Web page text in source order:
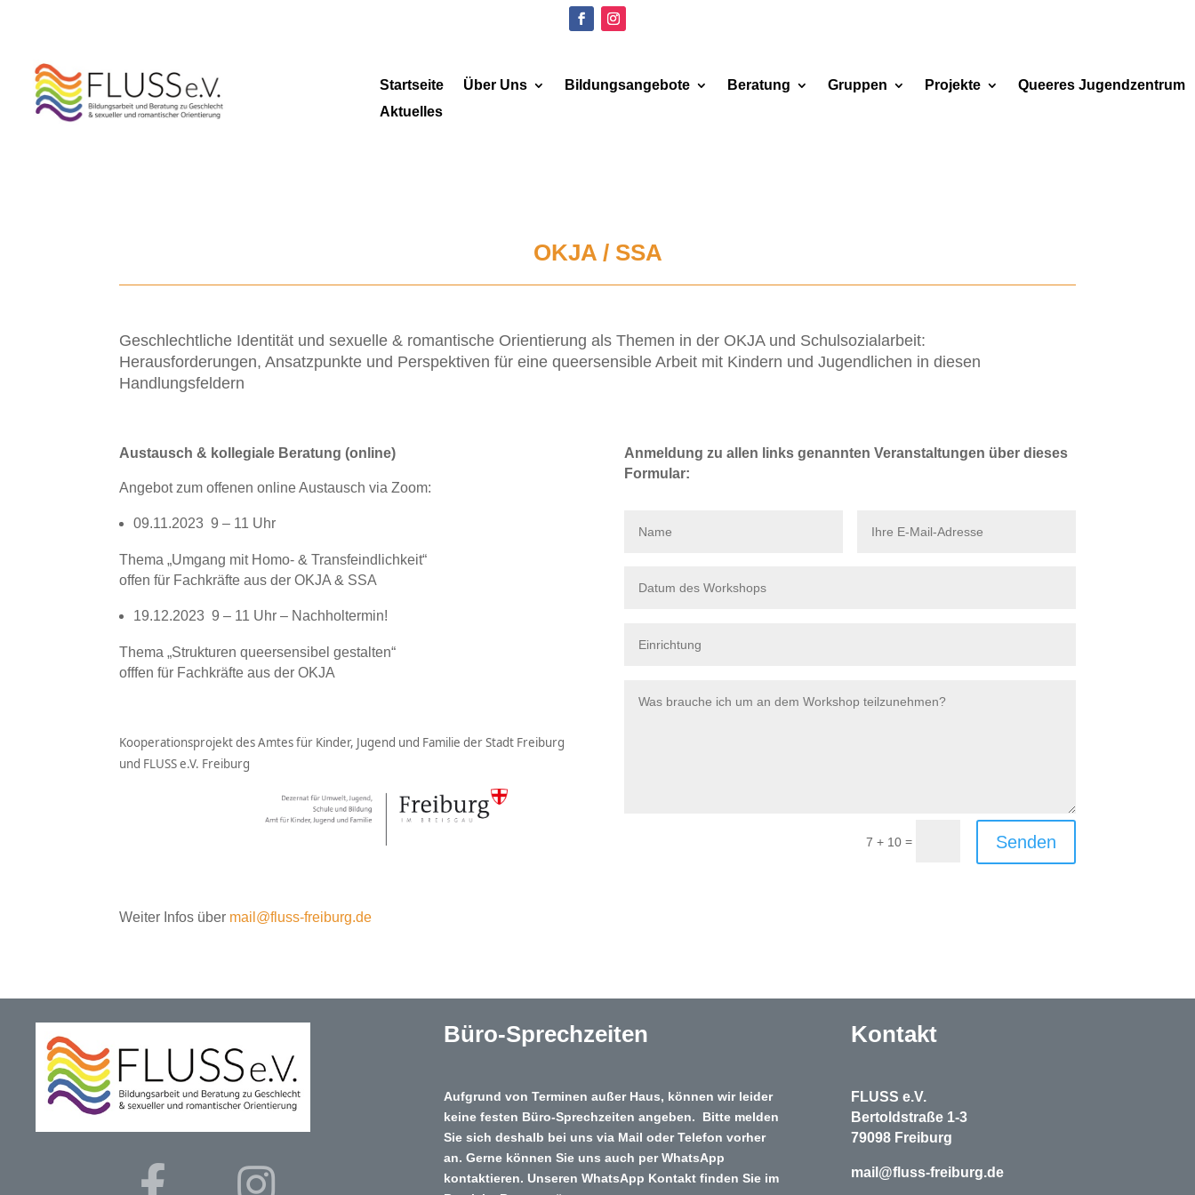
Startseite Über Uns Bildungsangebote Beratung Gruppen Projekte
Queeres Jugendzentrum
Aktuelles
OKJA / SSA
Geschlechtliche Identität und sexuelle & romantische Orientierung als Themen in der OKJA und Schulsozialarbeit:
Herausforderungen, Ansatzpunkte und Perspektiven für eine queersensible Arbeit mit Kindern und Jugendlichen in diesen
Handlungsfeldern
Austausch & kollegiale Beratung (online)
Angebot zum offenen online Austausch via Zoom:
09.11.2023 9 – 11 Uhr
Thema „Umgang mit Homo- & Transfeindlichkeit“
offen für Fachkräfte aus der OKJA & SSA
19.12.2023 9 – 11 Uhr – Nachholtermin!
Thema „Strukturen queersensibel gestalten“
offfen für Fachkräfte aus der OKJA
Kooperationsprojekt des Amtes für Kinder, Jugend und Familie der Stadt Freiburg
und FLUSS e.V. Freiburg
Weiter Infos über mail@fluss-freiburg.de
Anmeldung zu allen links genannten Veranstaltungen über dieses
Formular:
7 + 10= Senden
Büro-Sprechzeiten
Aufgrund von Terminen außer Haus, können wir leider
keine festen Büro-Sprechzeiten angeben. Bitte melden
Sie sich deshalb bei uns via Mail oder Telefon vorher
an. Gerne können Sie uns auch per WhatsApp
kontaktieren. Unseren WhatsApp Kontakt finden Sie im
Kontakt
FLUSS e.V.
Bertoldstraße 1-3
79098 Freiburg
mail@fluss-freiburg.de